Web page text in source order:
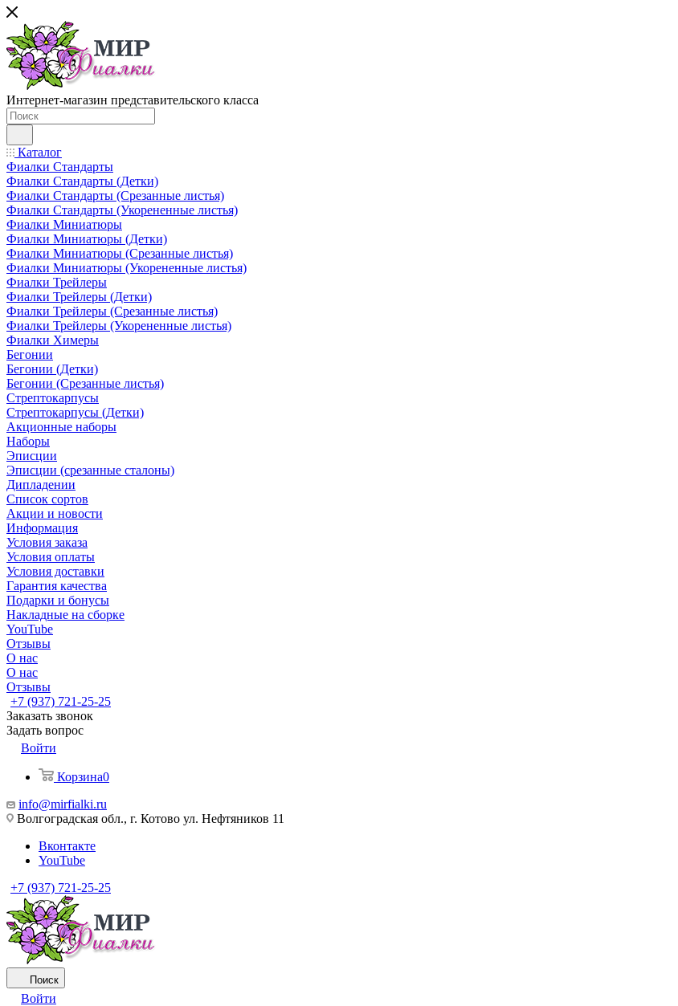
Интернет-магазин представительского класса
Каталог
Фиалки Стандарты
Фиалки Стандарты (Детки)
Фиалки Стандарты (Срезанные листья)
Фиалки Стандарты (Укорененные листья)
Фиалки Миниатюры
Фиалки Миниатюры (Детки)
Фиалки Миниатюры (Срезанные листья)
Фиалки Миниатюры (Укорененные листья)
Фиалки Трейлеры
Фиалки Трейлеры (Детки)
Фиалки Трейлеры (Срезанные листья)
Фиалки Трейлеры (Укорененные листья)
Фиалки Химеры
Бегонии
Бегонии (Детки)
Бегонии (Срезанные листья)
Стрептокарпусы
Стрептокарпусы (Детки)
Акционные наборы
Наборы
Эписции
Эписции (срезанные сталоны)
Дипладении
Список сортов
Акции и новости
Информация
Условия заказа
Условия оплаты
Условия доставки
Гарантия качества
Подарки и бонусы
Накладные на сборке
YouTube
Отзывы
О нас
О нас
Отзывы
+7 (937) 721-25-25
Заказать звонок
Задать вопрос
Войти
Корзина0
info@mirfialki.ru
Волгоградская обл., г. Котово ул. Нефтяников 11
Вконтакте
YouTube
+7 (937) 721-25-25
Поиск
Войти